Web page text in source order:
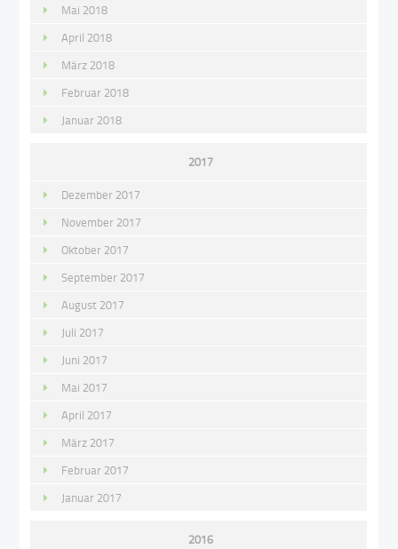
Mai 2018
April 2018
März 2018
Februar 2018
Januar 2018
2017
Dezember 2017
November 2017
Oktober 2017
September 2017
August 2017
Juli 2017
Juni 2017
Mai 2017
April 2017
März 2017
Februar 2017
Januar 2017
2016